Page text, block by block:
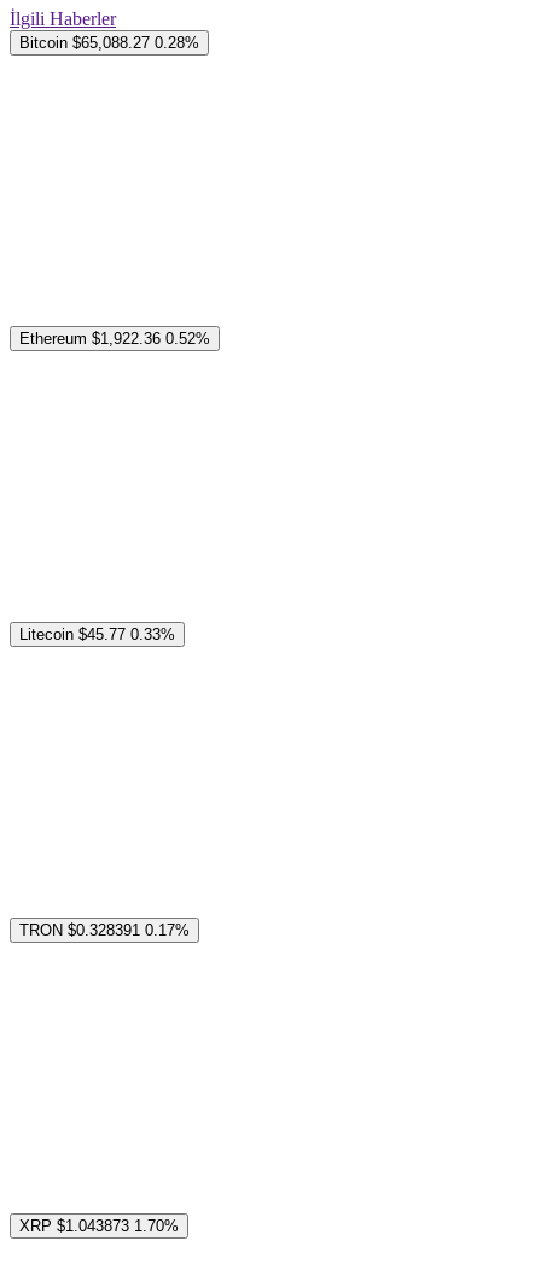
İlgili Haberler
Bitcoin $65,088.27 0.28%
Ethereum $1,922.36 0.52%
Litecoin $45.77 0.33%
TRON $0.328391 0.17%
XRP $1.043873 1.70%